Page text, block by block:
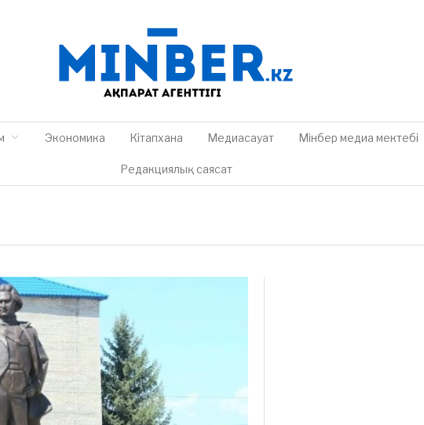
Экономика Кітапхана Медиасауат Мінбер медиа мектебі
Редакциялық саясат